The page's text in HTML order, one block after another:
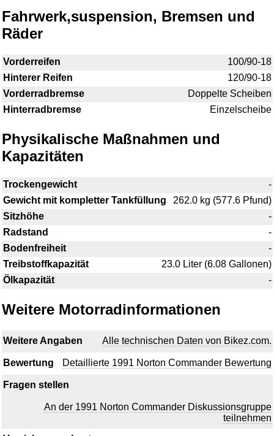
Fahrwerk,suspension, Bremsen und
Räder
Vorderreifen
100/90-18
Hinterer Reifen
120/90-18
Vorderradbremse
Doppelte Scheiben
Hinterradbremse
Einzelscheibe
Physikalische Maßnahmen und
Kapazitäten
Trockengewicht
-
Gewicht mit kompletter Tankfüllung
262.0 kg (577.6 Pfund)
Sitzhöhe
-
Radstand
-
Bodenfreiheit
-
Treibstoffkapazität
23.0 Liter (6.08 Gallonen)
Ölkapazität
-
Weitere Motorradinformationen
Weitere Angaben Alle technischen Daten von Bikez.com.
Bewertung Detaillierte 1991 Norton Commander Bewertung
Fragen stellen
An der 1991 Norton Commander Diskussionsgruppe
teilnehmen